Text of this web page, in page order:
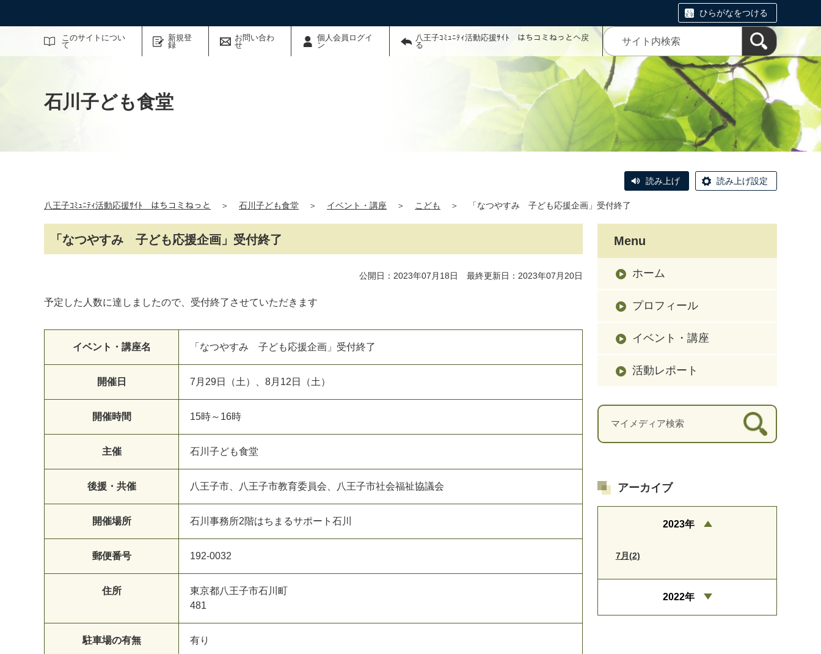
ひらがなをつける
このサイトについ
て
新規登
録
お問い合わ
せ
個人会員ログイ
ン
八王子ｺﾐｭﾆﾃｨ活動応援ｻｲﾄ はちコミねっとへ戻
る
サイト内検索
石川子ども食堂
読み上げ 読み上げ設定
八王子ｺﾐｭﾆﾃｨ活動応援ｻｲﾄ はちコミねっと ＞ 石川子ども食堂 ＞ イベント・講座 ＞ こども ＞ 「なつやすみ 子ども応援企画」受付終了
「なつやすみ 子ども応援企画」受付終了
公開日：2023年07月18日 最終更新日：2023年07月20日
予定した人数に達しましたので、受付終了させていただきます
イベント・講座名 「なつやすみ 子ども応援企画」受付終了
開催日 7月29日（土）、8月12日（土）
開催時間 15時～16時
主催 石川子ども食堂
後援・共催 八王子市、八王子市教育委員会、八王子市社会福祉協議会
開催場所 石川事務所2階はちまるサポート石川
郵便番号 192-0032
住所
東京都八王子市石川町
481
駐車場の有無 有り
Menu
ホーム
プロフィール
イベント・講座
活動レポート
アーカイブ
2023年
7月(2)
2022年